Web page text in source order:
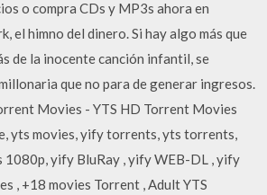
o compra CDs y MP3s ahora en
el himno del dinero. Si hay algo más que
de la inocente canción infantil, se
que no para de generar ingresos.
Movies - YTS HD Torrent Movies
yts movies, yify torrents, yts torrents,
yify BluRay , yify WEB-DL , yify
, +18 movies Torrent , Adult YTS